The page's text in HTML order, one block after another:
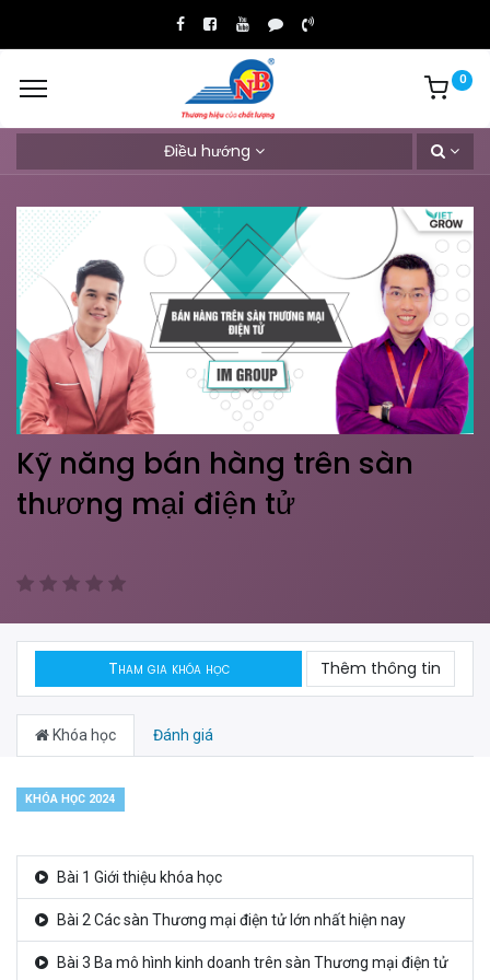
0
Điều hướng
Kỹ năng bán hàng trên sàn
thương mại điện tử
Tham gia khóa học Thêm thông tin
Khóa học Đánh giá
KHÓA HỌC 2024
Bài 1 Giới thiệu khóa học
Bài 2 Các sàn Thương mại điện tử lớn nhất hiện nay
Bài 3 Ba mô hình kinh doanh trên sàn Thương mại điện tử